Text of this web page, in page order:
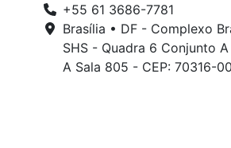
+55 61 3686-7781
Brasília • DF - Complexo
SHS - Quadra 6 Conjunto
A Sala 805 - CEP: 70316-